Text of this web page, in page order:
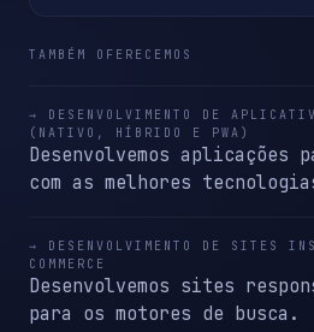
TAMBÉM OFERECEMOS
→ DESENVOLVIMENTO DE
(NATIVO, HÍBRIDO E PWA)
Desenvolvemos aplicações
com as melhores
→ DESENVOLVIMENTO DE SITES
COMMERCE
Desenvolvemos sites
para os motores de busca.